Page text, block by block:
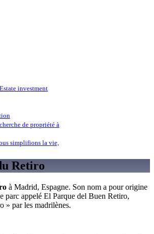
investment
de propriété à
simplifions la vie,
Retiro
à Madrid, Espagne. Son nom a pour origine
parc appelé El Parque del Buen Retiro,
» par les madrilènes.